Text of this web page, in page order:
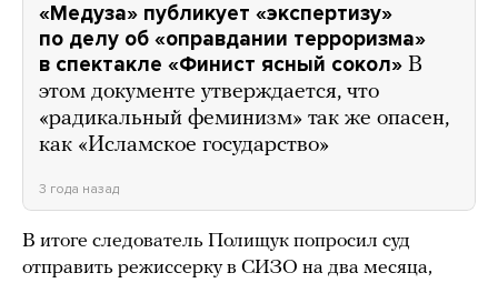
«Медуза» публикует «экспертизу»
по делу об «оправдании терроризма»
в спектакле «Финист ясный сокол» В
этом документе утверждается, что
«радикальный феминизм» так же опасен,
как «Исламское государство»
3 года назад
В итоге следователь Полищук попросил суд
отправить режиссерку в СИЗО на два месяца,